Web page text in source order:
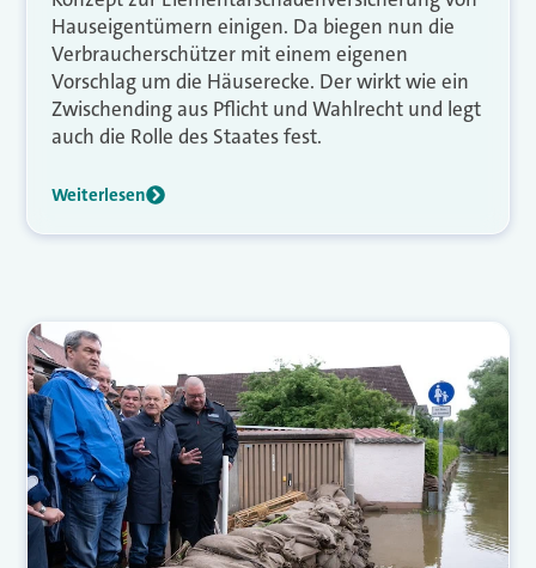
Hauseigentümern einigen. Da biegen nun die
Verbraucherschützer mit einem eigenen
Vorschlag um die Häuserecke. Der wirkt wie ein
Zwischending aus Pflicht und Wahlrecht und legt
auch die Rolle des Staates fest.
Weiterlesen